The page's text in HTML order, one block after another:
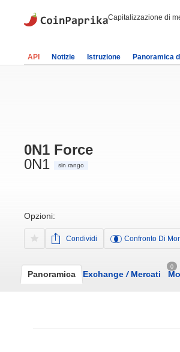
Capitalizzazione di
API Notizie Istruzione Panoramica
0N1 Force
0N1
sin rango
Opzioni:
Condividi Confronto Di
Panoramica Exchange /Mercati
0